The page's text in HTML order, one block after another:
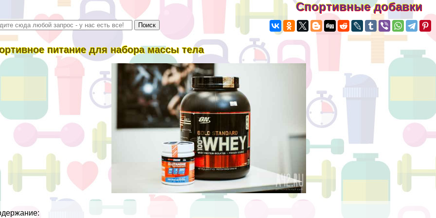
Спортивные добавки
питание для набора массы тела